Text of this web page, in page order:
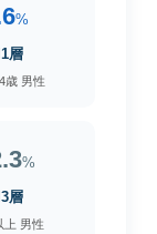
%
層
歳 男性
%
層
上 男性